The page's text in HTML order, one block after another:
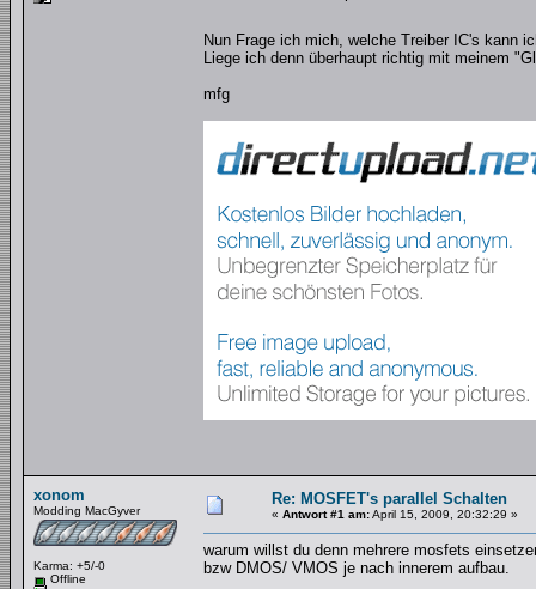
Nun Frage ich mich, welche Treiber IC's kann
Liege ich denn überhaupt richtig mit meinem
mfg
xonom
Modding MacGyver
Karma: +5/-0
Offline
Re: MOSFET's parallel Schalten
« Antwort #1 am:April 15, 2009, 20:32:29 »
warum willst du denn mehrere mosfets
bzw DMOS/ VMOS je nach innerem aufbau.